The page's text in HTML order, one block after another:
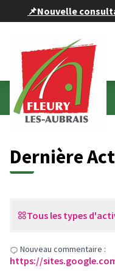
📌Nouvelle
Dernières activités
Dernière
Tous les types
Nouveau commentaire :
https://
Panneau de gestion des